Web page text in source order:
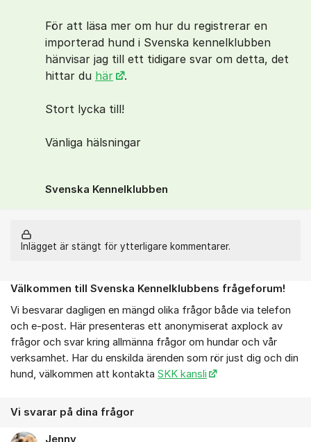
För att läsa mer om hur du registrerar en
importerad hund i Svenska kennelklubben
hänvisar jag till ett tidigare svar om detta, det
hittar du här .
Stort lycka till!
Vänliga hälsningar
Svenska Kennelklubben
Inlägget är stängt för ytterligare kommentarer.
Om forumet
Välkommen till Svenska Kennelklubbens frågeforum!
Vi besvarar dagligen en mängd olika frågor både via telefon
och e-post. Här presenteras ett anonymiserat axplock av
frågor och svar kring allmänna frågor om hundar och vår
verksamhet. Har du enskilda ärenden som rör just dig och din
hund, välkommen att kontakta SKK kansli
Vi svarar på dina frågor
Jenny